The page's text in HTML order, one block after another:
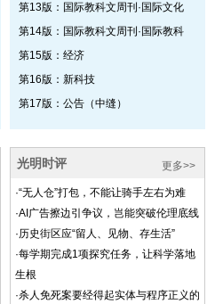
第13版：国际教科文周刊·国际文化
第14版：国际教科文周刊·国际教科
第15版：经济
第16版：新科技
第17版：公告（中缝）